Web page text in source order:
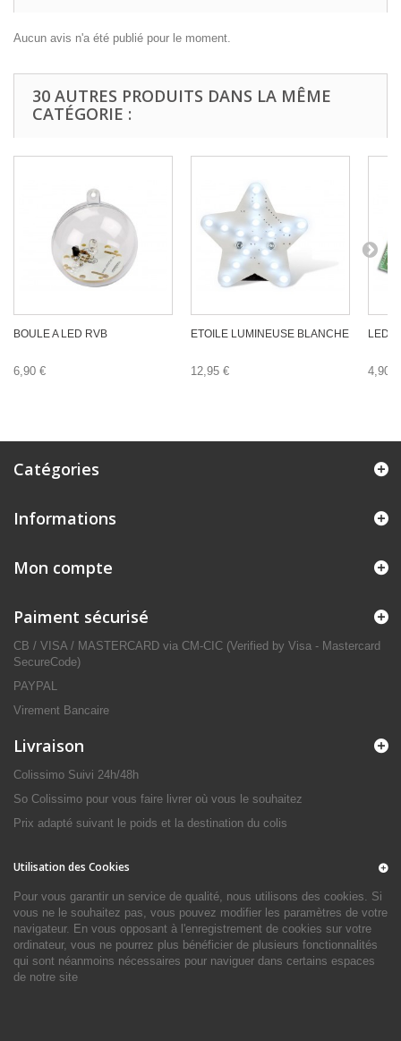
Aucun avis n'a été publié pour le moment.
30 AUTRES PRODUITS DANS LA MÊME
CATÉGORIE :
BOULE A LED RVB
6,90 €
ETOILE LUMINEUSE BLANCHE
12,95 €
LEDS
4,90 €
Catégories
Informations
Mon compte
Paiment sécurisé
CB / VISA / MASTERCARD via CM-CIC (Verified by Visa - Mastercard
SecureCode)
PAYPAL
Virement Bancaire
Livraison
Colissimo Suivi 24h/48h
So Colissimo pour vous faire livrer où vous le souhaitez
Prix adapté suivant le poids et la destination du colis
Utilisation des Cookies
Pour vous garantir un service de qualité, nous utilisons des cookies. Si
vous ne le souhaitez pas, vous pouvez modifier les paramètres de votre
navigateur. En vous opposant à l'enregistrement de cookies sur votre
ordinateur, vous ne pourrez plus bénéficier de plusieurs fonctionnalités
qui sont néanmoins nécessaires pour naviguer dans certains espaces
de notre site